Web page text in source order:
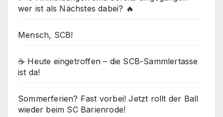
wer ist als Nächstes dabei? 🔥
Mensch, SCB!
☕ Heute eingetroffen – die SCB-Sammlertasse
ist da!
Sommerferien? Fast vorbei! Jetzt rollt der Ball
wieder beim SC Barienrode!